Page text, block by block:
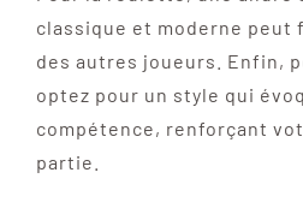
classique et moderne
des autres joueurs. Enfin,
optez pour un style qui
compétence, renforçant
partie.